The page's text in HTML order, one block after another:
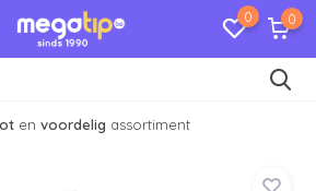
0 0
envoordelig assortiment